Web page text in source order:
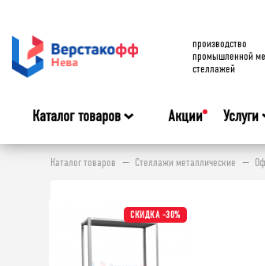
производство
промышленной
стеллажей
Каталог товаров Акции Услуги
Каталог товаров Стеллажи металлические
СКИДКА -30%